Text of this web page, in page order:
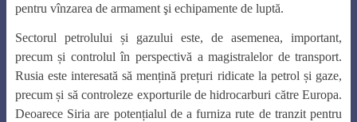
pentru vînzarea de armament şi echipamente de luptă.
Sectorul petrolului și gazului este, de asemenea, important,
precum și controlul în perspectivă a magistralelor de transport.
Rusia este interesată să mențină prețuri ridicate la petrol și gaze,
precum și să controleze exporturile de hidrocarburi către Europa.
Deoarece Siria are potențialul de a furniza rute de tranzit pentru